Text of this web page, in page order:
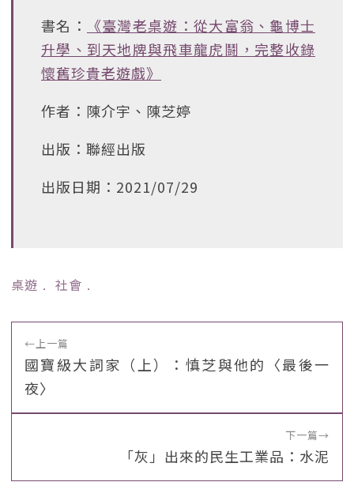
書名：
《臺灣老桌遊：從大富翁、龜博士
升學、到天地牌與飛車龍虎鬪，完整收錄
懷舊珍貴老遊戲》
作者：陳介宇、陳芝婷
出版：聯經出版
出版日期：2021/07/29
桌遊 ﹒ 社會 ﹒
←上一篇
國寶級大詞家（上）：慎芝與他的〈最後一
夜〉
下一篇→
「灰」出來的民生工業品：水泥